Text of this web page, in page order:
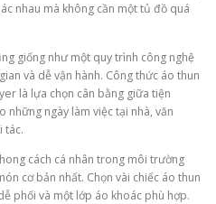
nhau mà không cần một tủ đồ quá
giống như một quy trình công nghệ
và dễ vận hành. Công thức áo thun
là lựa chọn cân bằng giữa tiện
những ngày làm việc tại nhà, văn
tác.
cách cá nhân trong môi trường
cơ bản nhất. Chọn vài chiếc áo thun
phối và một lớp áo khoác phù hợp.